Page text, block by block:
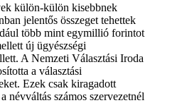
külön-külön kisebbnek
jelentős összeget tehettek
több mint egymillió forintot
új ügyészségi
A Nemzeti Választási Iroda
a választási
Ezek csak kiragadott
névváltás számos szervezetnél